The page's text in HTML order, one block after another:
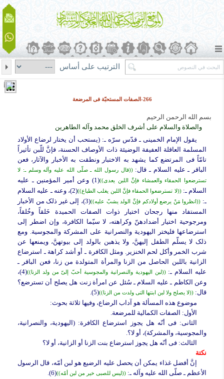
الترتيب على أساس
266-الصفات المستحبّة فی المرضعة
بسم الله الرحمن الرحیم
والصلاة والسلام على أشرف الخلق محمد وآله الطاهرین
یقول الإمام الخمینی ـ قدّس سرّه ـ: (یستحب أن یختار لرضاع الأولاد
المسلمة العاقلة العفیفة الوضیئة ذات الأوصاف الحسنة، فإنَّ للّبن تأثیراً
تامّاً فی المرتضع کما یشهد به الاختبار ونطقت به الأخبار والآثار، فعن
الباقر ـ علیه السلام ـ قال:((قال رسول الله ـ صلّى الله علیه وآله وسلم ـ: لا
تسترضعوا الحمقاء والعمشاء فإنَّ اللبن یعدی))
(1) وعن أمیر المؤمنین ـ علیه
السلام ـ:((لا تسترضعوا الحمقاء فإنَّ اللبن یغلب الطباع))
(2)، وعنه ـ علیه السلام
ـ: ((انظروا مَنْ یرضع أولادکم فإنَّ الولد یشبّ علیه))
(3)، إلى غیر ذلک من الأخبار
المستفاد منها رجحان اختیار ذوات الصفات الحمیدة خَلقاً وخُلقاً،
ومرجوحیة اختیار أضدادهنّ وکراهته، لا سیّما الکافرة، وإن اضطر إلى
استرضاعها فلیختر الیهودیة والنصرانیة على المشرکة والمجوسیة. ومع
ذلک لا یسلّم الطفل إلیهنَّ، ولا یذهبن بالولد إلى بیوتهنَّ، ویمنعها عن
شرب الخمر وأکل لحم الخنزیر. ومثل الکافرة ـ أو أشد کراهة ـ استرضاع
الزانیة باللبن الحاصل من الزنا والمرأة المتولدة من زنا، فعن الباقر ـ
علیه السلام ـ:((لبن الیهودیة والنصرانیة والمجوسیة أحبّ إلیّ من ولد الزنا))
(4)،
وعن الکاظم ـ علیه السلام ـ سُئل عن امرأة زنت هل یصلح أن تسترضع؟
قال: ((لا یصلح ولا لبن ابنتها التی ولدت من الزنا))(5).
موضوع هذه المسألة هو آداب الرضاع، وفیها ثلاثة بحوث:
الأول: الصفات الکمالیة للمرضعة.
الثانی: فی أنّه هل یجوز استرضاع الکافرة: (الیهودیة، والنصرانیة،
والمجوسیة، والمشرکة)، أو لا؟.
الثالث: فی أنّه هل یجوز استرضاع بنت الزنا أو الزانیة، أو لا؟
نکتة
إنَّ أفضل غذاء یمکن أن یحصل علیه الرضیع هو لبن أمّه، قال الرسول
الأعظم ـ صلّى الله علیه وآله ـ: ((لیس للصبی خیر من لبن أمّه))(6).